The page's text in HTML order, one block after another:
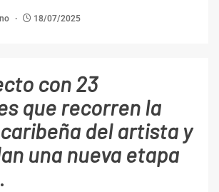
18/07/2025
con 23
que recorren la
del artista y
una nueva etapa
.